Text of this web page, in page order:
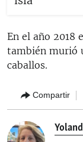
En el año 2018
también murió
caballos.
Compartir